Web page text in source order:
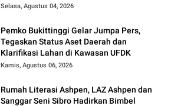
Selasa, Agustus 04, 2026
Pemko Bukittinggi Gelar Jumpa Pers,
Tegaskan Status Aset Daerah dan
Klarifikasi Lahan di Kawasan UFDK
Kamis, Agustus 06, 2026
Rumah Literasi Ashpen, LAZ Ashpen dan
Sanggar Seni Sibro Hadirkan Bimbel